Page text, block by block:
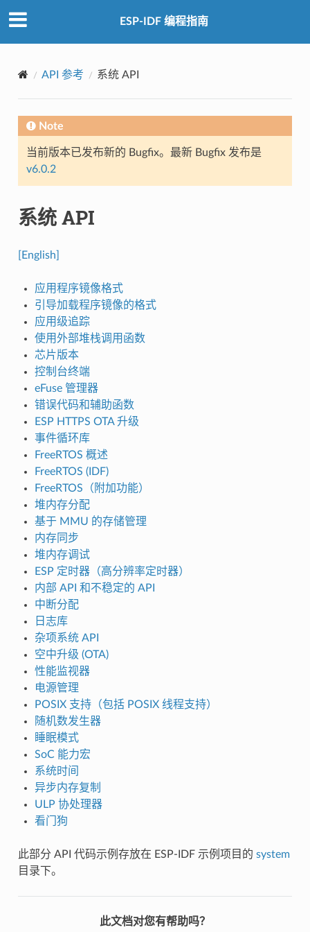
ESP-IDF 编程指南
API 参考 系统 API
Note
当前版本已发布新的 Bugfix。最新 Bugfix 发布是
v6.0.2
系统 API
[English]
应用程序镜像格式
引导加载程序镜像的格式
应用级追踪
使用外部堆栈调用函数
芯片版本
控制台终端
eFuse 管理器
错误代码和辅助函数
ESP HTTPS OTA 升级
事件循环库
FreeRTOS 概述
FreeRTOS (IDF)
FreeRTOS（附加功能）
堆内存分配
基于 MMU 的存储管理
内存同步
堆内存调试
ESP 定时器（高分辨率定时器）
内部 API 和不稳定的 API
中断分配
日志库
杂项系统 API
空中升级 (OTA)
性能监视器
电源管理
POSIX 支持（包括 POSIX 线程支持）
随机数发生器
睡眠模式
SoC 能力宏
系统时间
异步内存复制
ULP 协处理器
看门狗
此部分 API 代码示例存放在 ESP-IDF 示例项目的 system
目录下。
此文档对您有帮助吗？